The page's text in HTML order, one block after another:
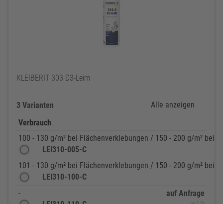
KLEIBERIT 303 D3-Leim
3 Varianten
Alle anzeigen
Verbrauch
100 - 130 g/m² bei Flächenverklebungen / 150 - 200 g/m² bei
LEI310-005-C
101 - 130 g/m² bei Flächenverklebungen / 150 - 200 g/m² bei
LEI310-100-C
-
auf Anfrage